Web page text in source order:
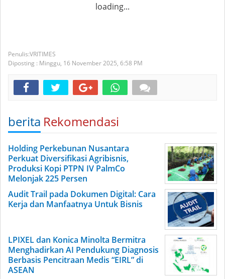
loading...
VRITIMES
Diposting : Minggu, 16 November 2025, 6:58 PM
berita Rekomendasi
Holding Perkebunan Nusantara
Perkuat Diversifikasi Agribisnis,
Produksi Kopi PTPN IV PalmCo
Melonjak 225 Persen
Audit Trail pada Dokumen Digital: Cara
Kerja dan Manfaatnya Untuk Bisnis
LPIXEL dan Konica Minolta Bermitra
Menghadirkan AI Pendukung Diagnosis
Berbasis Pencitraan Medis “EIRL” di
ASEAN